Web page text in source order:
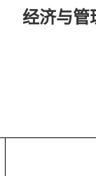
经济与管